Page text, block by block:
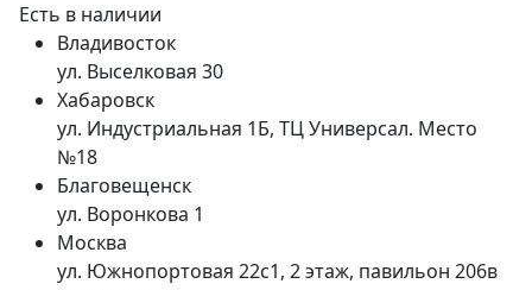
Есть в наличии
Владивосток
ул. Выселковая 30
Хабаровск
ул. Индустриальная 1Б, ТЦ Универсал. Место
№18
Благовещенск
ул. Воронкова 1
Москва
ул. Южнопортовая 22с1, 2 этаж, павильон 206в